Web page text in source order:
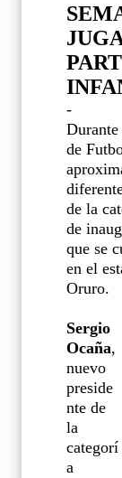
-
de
de la
de
que se
en el
Oruro.
Sergio
Ocaña,
nuevo
preside
nte de
la
categorí
a